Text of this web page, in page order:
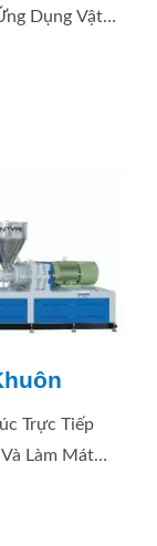
Dụng Vật
Trực Tiếp
Làm Mát